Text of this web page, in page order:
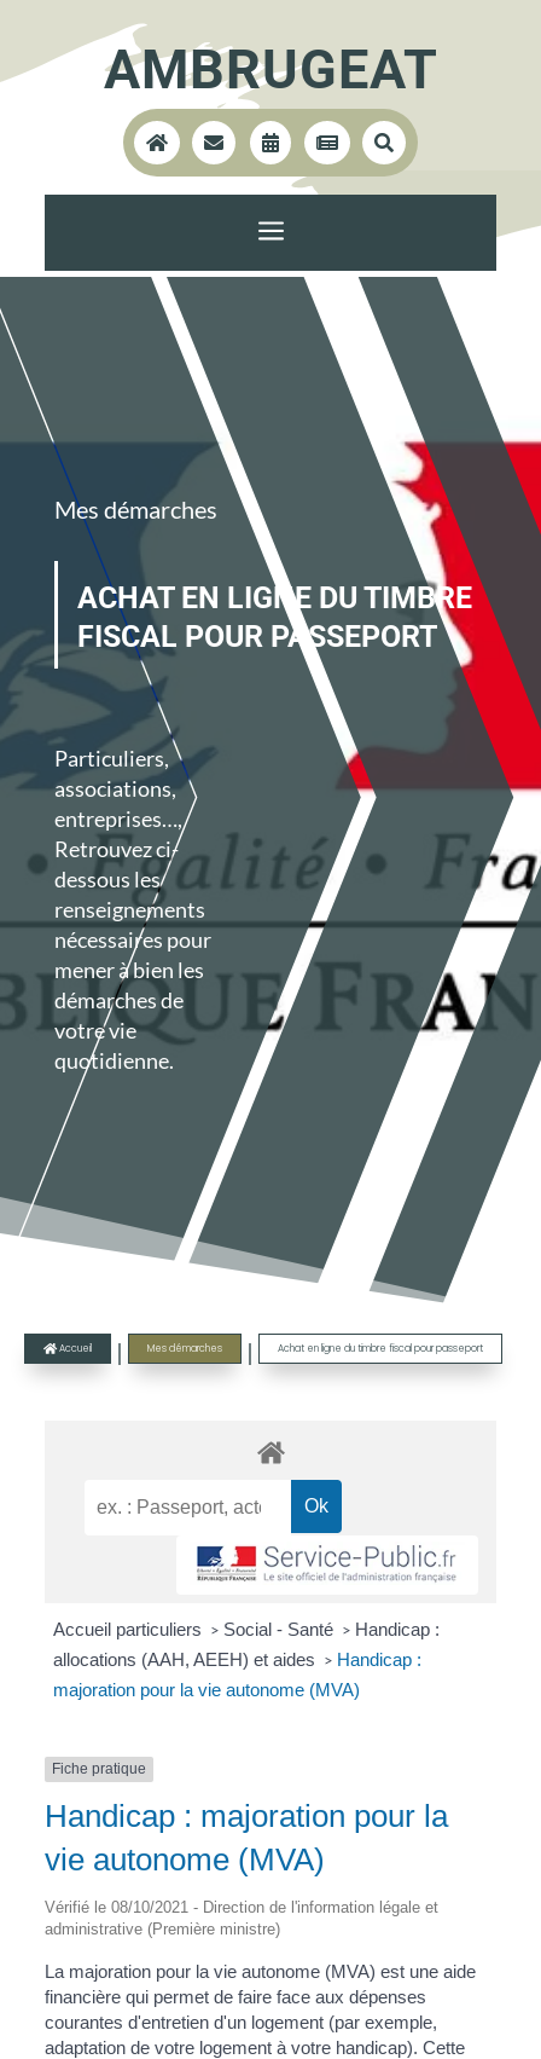
AMBRUGEAT
    
a
Mes démarches
ACHAT EN LIGNE DU TIMBRE
FISCAL POUR PASSEPORT
Particuliers,
associations,
entreprises…,
Retrouvez ci-
dessous les
renseignements
nécessaires pour
mener à bien les
démarches de
votre vie
quotidienne.
 Accueil | Mes démarches | Achat en ligne du timbre fiscal pour passeport
Accueil particuliers > Social - Santé > Handicap :
allocations (AAH, AEEH) et aides > Handicap :
majoration pour la vie autonome (MVA)
Fiche pratique
Handicap : majoration pour la
vie autonome (MVA)
Vérifié le 08/10/2021 - Direction de l'information légale et
administrative (Première ministre)
La majoration pour la vie autonome (MVA) est une aide
financière qui permet de faire face aux dépenses
courantes d'entretien d'un logement (par exemple,
adaptation de votre logement à votre handicap). Cette